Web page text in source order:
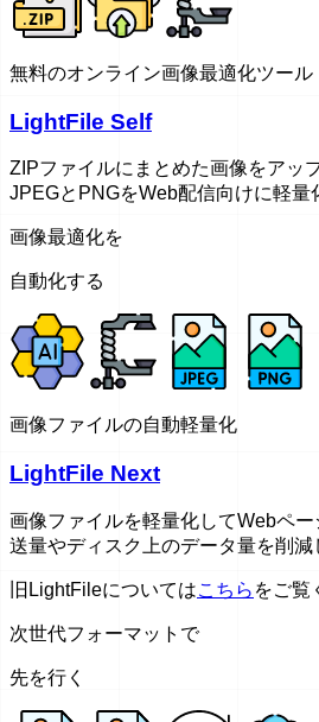
無料のオンライン画像最適化ツール
LightFile Self
ZIPファイルにまとめた画像をアッ
JPEGとPNGをWeb配信向けに軽量
画像最適化を
自動化する
画像ファイルの自動軽量化
LightFile Next
画像ファイルを軽量化してWebペ
送量やディスク上のデータ量を削減
旧LightFileについてはこちら をご覧
次世代フォーマットで
先を行く